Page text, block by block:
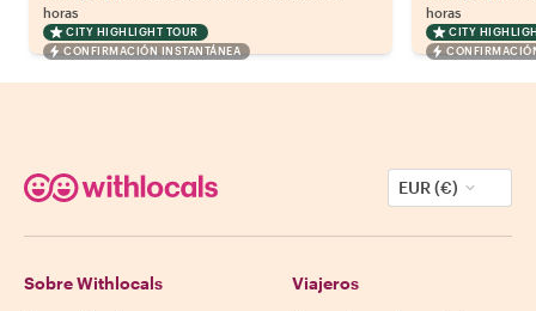
horas
CITY HIGHLIGHT TOUR
CONFIRMACIÓN INSTANTÁNEA
horas
CITY
EUR (€)
Sobre Withlocals Viajeros